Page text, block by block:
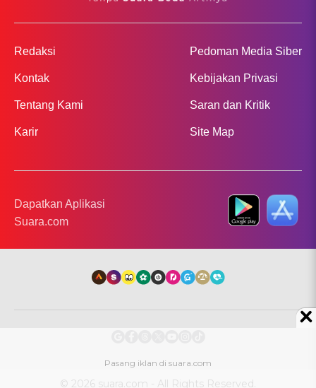
Redaksi
Kontak
Tentang Kami
Karir
Pedoman Media Siber
Kebijakan Privasi
Saran dan Kritik
Site Map
Dapatkan Aplikasi
Suara.com
© 2026 suara.com - All Rights Reserved.